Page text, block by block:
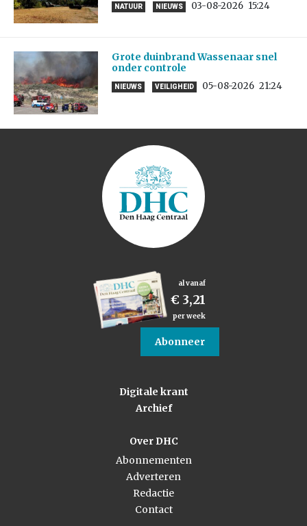
NATUUR NIEUWS 03-08-2026 15:24
Grote duinbrand Wassenaar snel
onder controle
NIEUWS VEILIGHEID 05-08-2026 21:24
al vanaf
€ 3,21
per week
Abonneer
Digitale krant
Archief
Over DHC
Abonnementen
Adverteren
Redactie
Contact